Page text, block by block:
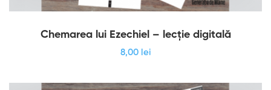
Chemarea lui Ezechiel – lecție digitală
8,00 lei